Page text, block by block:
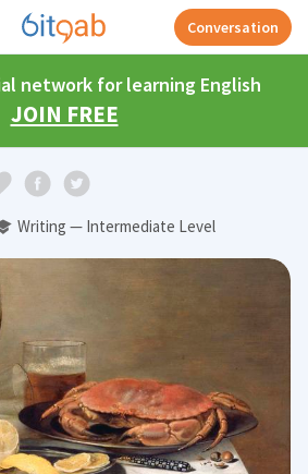
Conversation
network for learning English
JOIN FREE
Writing — Intermediate Level